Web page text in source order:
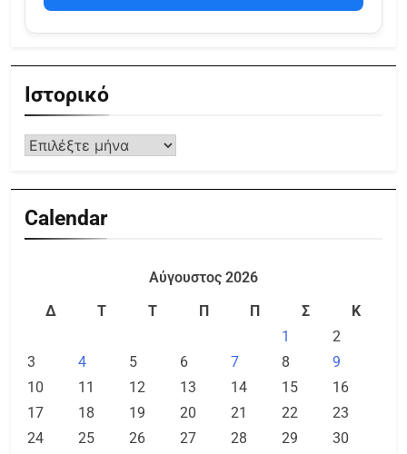
Ιστορικό
Calendar
Αύγουστος 2026
Δ
Τ Τ Π Π Σ
Κ
1
2
3
4 5 6 7 8
9
10
11 12 13 14 15
16
17
18 19 20 21 22
23
24
25 26 27 28 29
30